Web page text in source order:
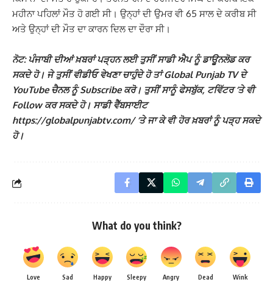
ਮਹੀਨਾ ਪਹਿਲਾਂ ਮੌਤ ਹੋ ਗਈ ਸੀ। ਉਨ੍ਹਾਂ ਦੀ ਉਮਰ ਵੀ 65 ਸਾਲ ਦੇ ਕਰੀਬ ਸੀ
ਅਤੇ ਉਨ੍ਹਾਂ ਦੀ ਮੌਤ ਦਾ ਕਾਰਨ ਦਿਲ ਦਾ ਦੌਰਾ ਸੀ।
ਨੋਟ: ਪੰਜਾਬੀ ਦੀਆਂ ਖ਼ਬਰਾਂ ਪੜ੍ਹਨ ਲਈ ਤੁਸੀਂ ਸਾਡੀ ਐਪ ਨੂੰ ਡਾਊਨਲੋਡ ਕਰ
ਸਕਦੇ ਹੋ। ਜੇ ਤੁਸੀਂ ਵੀਡੀਓ ਵੇਖਣਾ ਚਾਹੁੰਦੇ ਹੋ ਤਾਂ Global Punjab TV ਦੇ
YouTube ਚੈਨਲ ਨੂੰ Subscribe ਕਰੋ। ਤੁਸੀਂ ਸਾਨੂੰ ਫੇਸਬੁੱਕ, ਟਵਿੱਟਰ ‘ਤੇ ਵੀ
Follow ਕਰ ਸਕਦੇ ਹੋ। ਸਾਡੀ ਵੈੱਬਸਾਈਟ
https://globalpunjabtv.com/ ‘ਤੇ ਜਾ ਕੇ ਵੀ ਹੋਰ ਖ਼ਬਰਾਂ ਨੂੰ ਪੜ੍ਹ ਸਕਦੇ
ਹੋ।
What do you think?
Love Sad Happy Sleepy Angry Dead Wink